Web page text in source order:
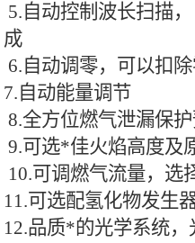
5.自动控制波长扫描
成
6.自动调零，可以扣
7.自动能量调节
8.全方位燃气泄漏保
9.可选*佳火焰高度及
10.可调燃气流量，选
11.可选配氢化物发生
12.品质*的光学系统